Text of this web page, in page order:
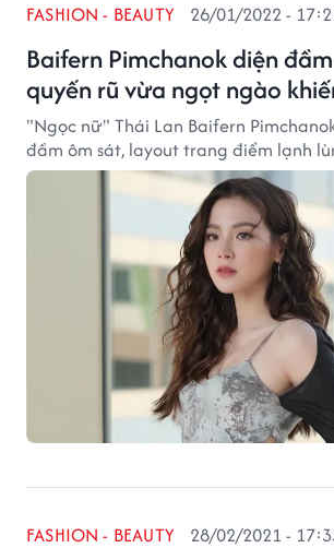
Baifern Pimchanok diện
quyến rũ vừa ngọt ngào
FASHION - BEAUTY 26/01/2022 -
"Ngọc nữ" Thái Lan Baifern
đầm ôm sát, layout trang điểm lạnh
FASHION - BEAUTY 28/02/2021 -